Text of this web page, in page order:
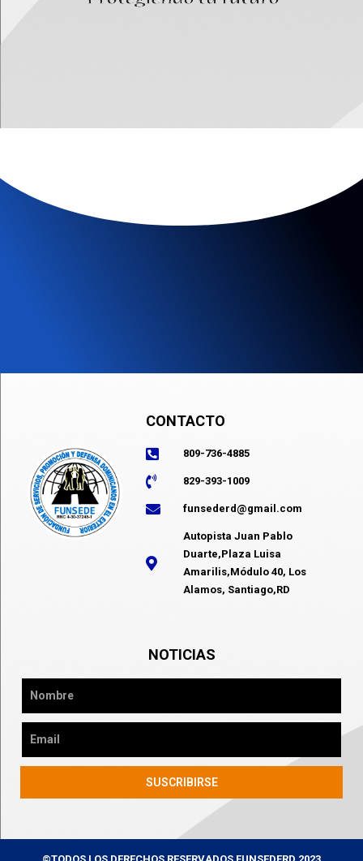
CONTACTO
809-736-4885
829-393-1009
funsederd@gmail.com
Autopista Juan Pablo
Duarte,Plaza Luisa
Amarilis,Módulo 40, Los
Alamos, Santiago,RD
NOTICIAS
SUSCRIBIRSE